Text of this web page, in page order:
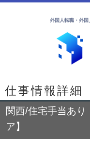
外国人転職・外
仕事情報詳細
関西/住宅手当あり
ア】